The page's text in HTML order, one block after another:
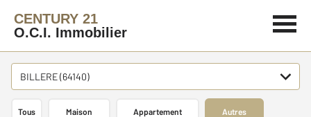
CENTURY 21
O.C.I. Immobilier
BILLERE (64140)
Tous Maison Appartement Autres